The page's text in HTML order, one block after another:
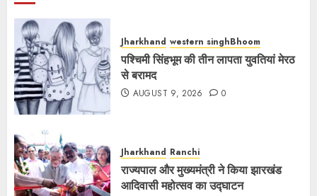
Jharkhand western singhBhoom
पश्चिमी सिंहभूम की तीन लापता युवतियां मेरठ
से बरामद
AUGUST 9, 2026 0
Jharkhand Ranchi
राज्यपाल और मुख्यमंत्री ने किया झारखंड
आदिवासी महोत्सव का उद्घाटन